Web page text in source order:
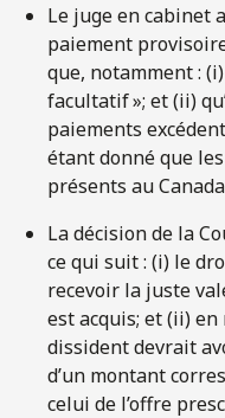
Le juge en cabinet
paiement
que, notamment :
facultatif »; et (ii)
paiements
étant donné que
présents au
La décision de la
ce qui suit : (i) le
recevoir la juste
est acquis; et (ii)
dissident devrait
d’un montant
celui de l’offre